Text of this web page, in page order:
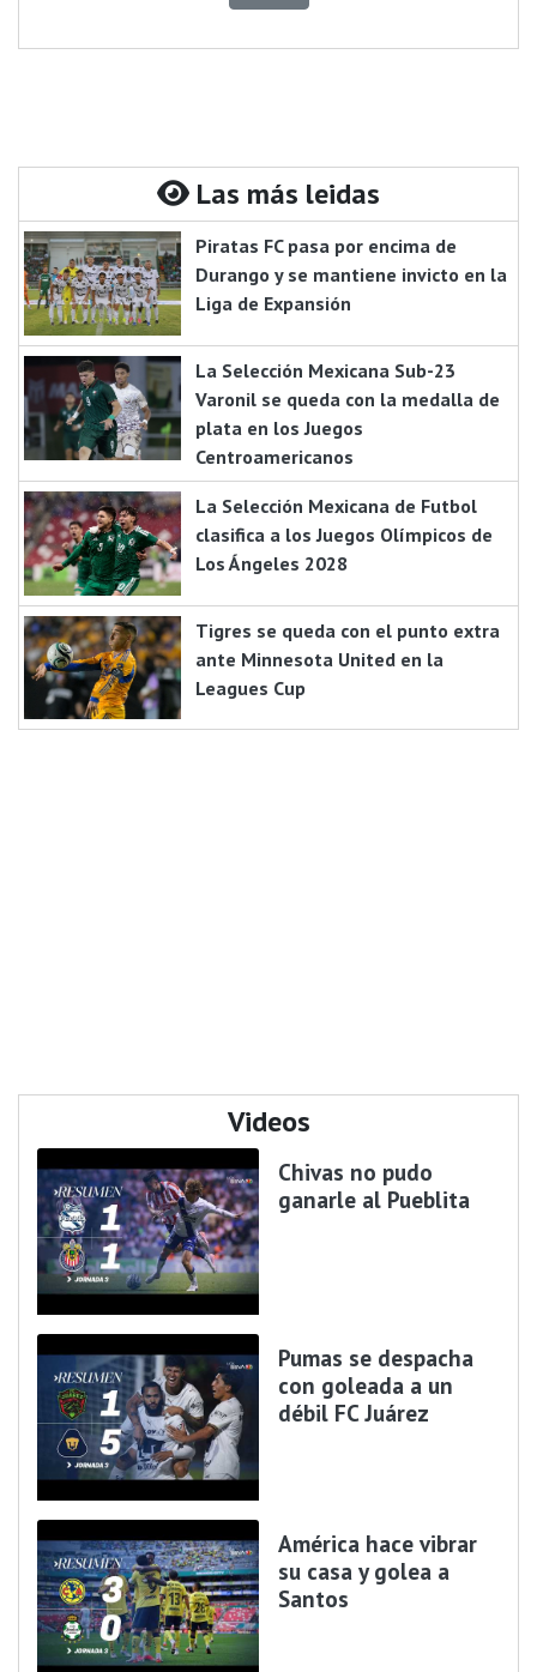
Las más leidas
Piratas FC pasa por encima de
Durango y se mantiene invicto en la
Liga de Expansión
La Selección Mexicana Sub-23
Varonil se queda con la medalla de
plata en los Juegos
Centroamericanos
La Selección Mexicana de Futbol
clasifica a los Juegos Olímpicos de
Los Ángeles 2028
Tigres se queda con el punto extra
ante Minnesota United en la
Leagues Cup
Videos
Chivas no pudo
ganarle al Pueblita
Pumas se despacha
con goleada a un
débil FC Juárez
América hace vibrar
su casa y golea a
Santos